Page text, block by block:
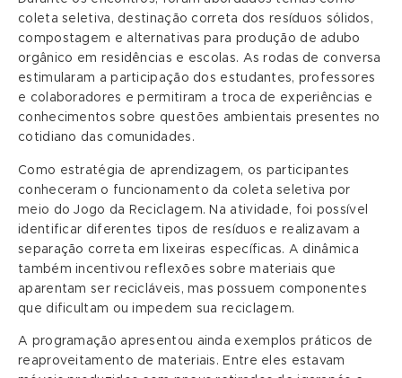
coleta seletiva, destinação correta dos resíduos sólidos,
compostagem e alternativas para produção de adubo
orgânico em residências e escolas. As rodas de conversa
estimularam a participação dos estudantes, professores
e colaboradores e permitiram a troca de experiências e
conhecimentos sobre questões ambientais presentes no
cotidiano das comunidades.
Como estratégia de aprendizagem, os participantes
conheceram o funcionamento da coleta seletiva por
meio do Jogo da Reciclagem. Na atividade, foi possível
identificar diferentes tipos de resíduos e realizavam a
separação correta em lixeiras específicas. A dinâmica
também incentivou reflexões sobre materiais que
aparentam ser recicláveis, mas possuem componentes
que dificultam ou impedem sua reciclagem.
A programação apresentou ainda exemplos práticos de
reaproveitamento de materiais. Entre eles estavam